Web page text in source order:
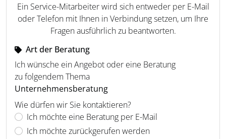
Ein Service-Mitarbeiter wird sich entweder per E-Mail
oder Telefon mit Ihnen in Verbindung setzen, um Ihre
Fragen ausführlich zu beantworten.
Art der Beratung
Ich wünsche ein Angebot oder eine Beratung
zu folgendem Thema
Unternehmensberatung
Wie dürfen wir Sie kontaktieren?
Ich möchte eine Beratung per E-Mail
Ich möchte zurückgerufen werden